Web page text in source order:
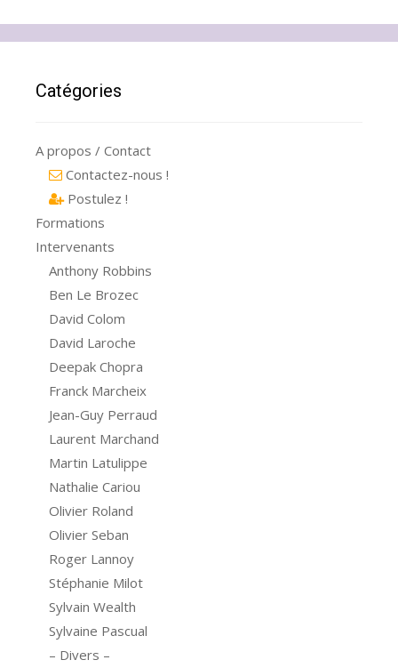
Catégories
A propos / Contact
Contactez-nous !
Postulez !
Formations
Intervenants
Anthony Robbins
Ben Le Brozec
David Colom
David Laroche
Deepak Chopra
Franck Marcheix
Jean-Guy Perraud
Laurent Marchand
Martin Latulippe
Nathalie Cariou
Olivier Roland
Olivier Seban
Roger Lannoy
Stéphanie Milot
Sylvain Wealth
Sylvaine Pascual
– Divers –